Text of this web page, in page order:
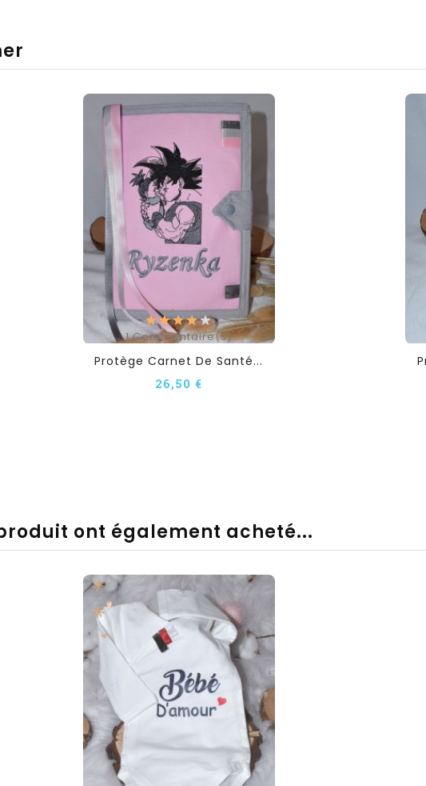
1Commentaire(s)
Protège Carnet De Santé...
26,50 €
ont également acheté...